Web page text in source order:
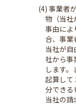
(4) 事業者
物（当社
事由によ
合、事業
当社が自
社から事
します
起算して
分できる
当社の請